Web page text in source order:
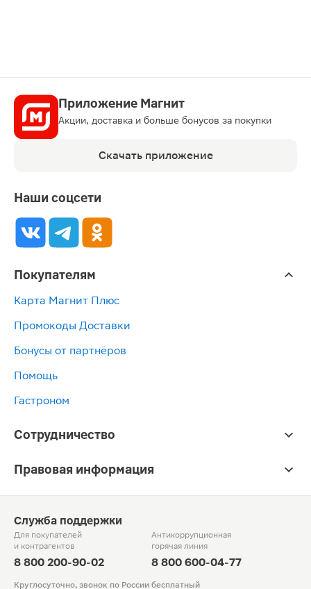
Приложение Магнит
Акции, доставка и больше бонусов за покупки
Скачать приложение
Наши соцсети
Покупателям
Карта Магнит Плюс
Промокоды Доставки
Бонусы от партнёров
Помощь
Гастроном
Сотрудничество
Правовая информация
Служба поддержки
Для покупателей
и контрагентов
8 800 200-90-02
Антикоррупционная
горячая линия
8 800 600-04-77
Круглосуточно, звонок по России бесплатный